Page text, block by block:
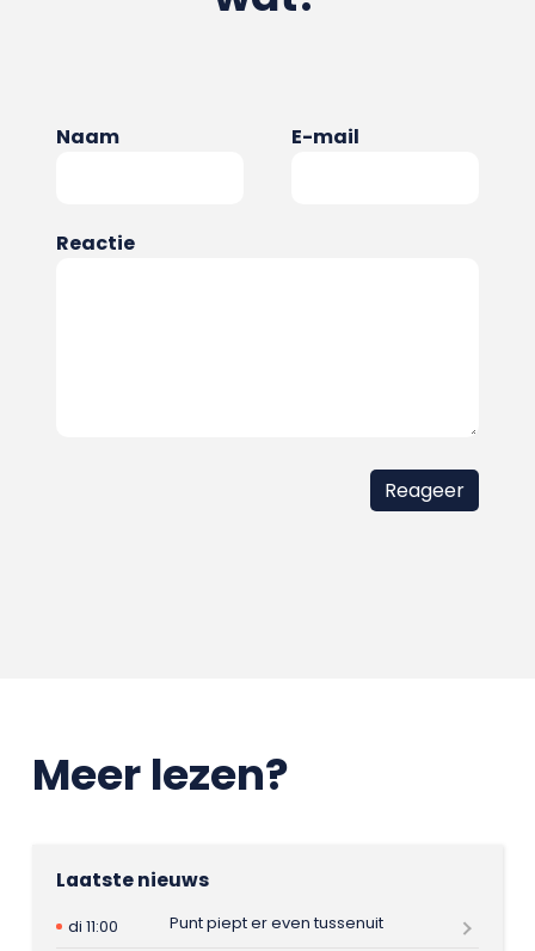
Naam E-mail
Reactie
Meer lezen?
Laatste nieuws
di 11:00
Punt piept er even tussenuit